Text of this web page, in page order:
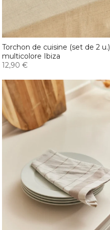
Torchon de cuisine (set de 2 u.)
multicolore Ibiza
12,90 €